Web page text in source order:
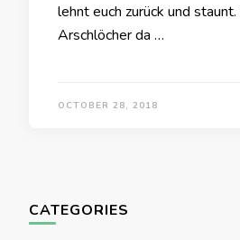
lehnt euch zurück und
Arschlöcher da …
OCTOBER 28, 2018
CATEGORIES